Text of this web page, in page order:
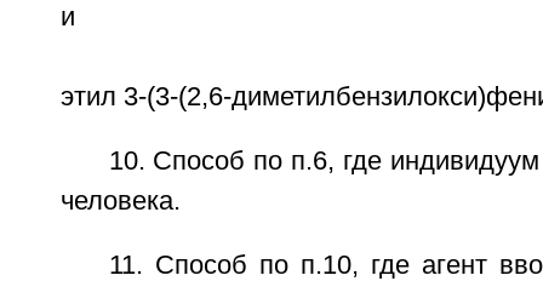
и
этил 3-(3-(2,6-
10. Способ по п.6, где
человека.
11. Способ по п.10, где агент